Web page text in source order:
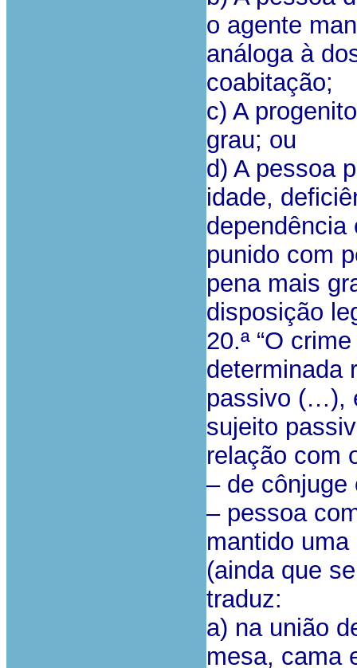
o agente
análoga à
coabitação;
c) A
grau; ou
d) A pessoa
idade,
dependência
punido com
pena mais
disposição
20.ª “O
determinada
passivo (…),
sujeito
relação com
– de cônjuge
– pessoa
mantido
(ainda que
traduz:
a) na união
mesa, cama